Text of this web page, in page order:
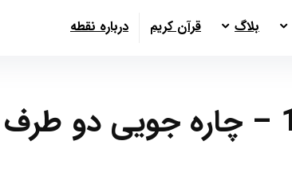
بلاگ قرآن کریم درباره نقطه
سوره أعراف آیات 127 تا 129 – چاره جویی دو طرف